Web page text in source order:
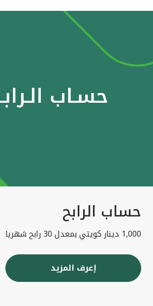
حساب الرابح
1,000 دينار كويتي بمعدل 30 رابح شهريا
إعرف المزيد